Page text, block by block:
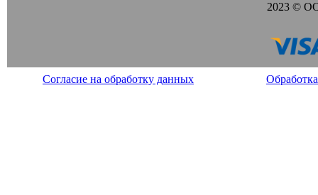
2023 ©
Согласие на обработку данных